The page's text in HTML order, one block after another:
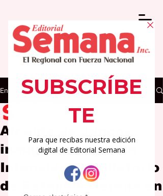
Entrada
Alcalde de Juncos
inaugura Programa
Intensivo Ambulatorio
de Estancia Serena en
2 min de lectura